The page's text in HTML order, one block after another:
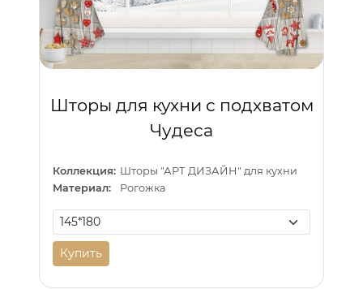
Шторы для кухни с подхватом
Чудеса
Коллекция: Шторы "АРТ ДИЗАЙН" для кухни
Материал:
Рогожка
Купить